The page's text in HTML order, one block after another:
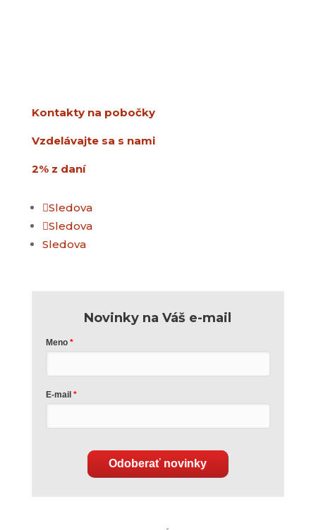
Kontakty na pobočky
Vzdelávajte sa s nami
2% z daní
Sledova
Sledova
Sledova
Novinky na Váš e-mail
Meno
E-mail
Odoberať novinky